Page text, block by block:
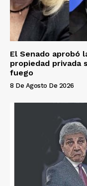
El Senado aprobó
propiedad privada
fuego
8 De Agosto De 2026